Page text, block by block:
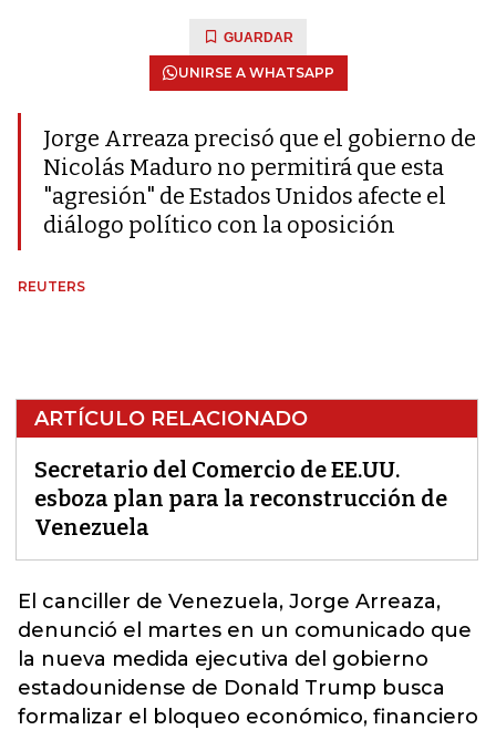
GUARDAR
UNIRSE A WHATSAPP
Jorge Arreaza precisó que el gobierno de
Nicolás Maduro no permitirá que esta
"agresión" de Estados Unidos afecte el
diálogo político con la oposición
REUTERS
ARTÍCULO RELACIONADO
Secretario del Comercio de EE.UU.
esboza plan para la reconstrucción de
Venezuela
El canciller de Venezuela, Jorge Arreaza,
denunció el martes en un comunicado que
la nueva medida ejecutiva del gobierno
estadounidense de Donald Trump busca
formalizar el bloqueo económico, financiero